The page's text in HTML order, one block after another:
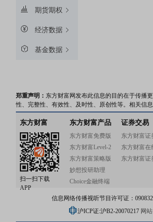
期货期权
经济数据
基金数据
郑重声明： 东方财富网发布此信息的目的在于传播
性、完整性、有效性、及时性、原创性等。相关信
东方财富
扫一扫下载
APP
东方财富产品
东方财富免费版
东方财富Level-2
东方财富策略版
妙想投研助理
Choice金融终端
证券交易
东方财富证
东方财富在
东方财富证
信息网络传播视听节目许可证：
沪ICP证:沪B2-20070217 网